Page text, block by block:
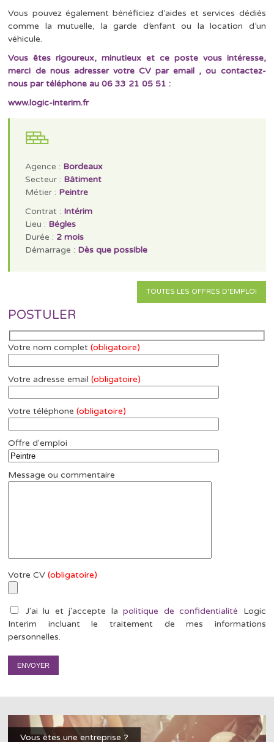
Vous pouvez également bénéficiez d’aides et services dédiés
comme la mutuelle, la garde d’enfant ou la location d’un
véhicule.
Vous êtes rigoureux, minutieux et ce poste vous intéresse,
merci de nous adresser votre CV par email , ou contactez-
nous par téléphone au06 33 21 05 51 :
www.logic-interim.fr
Agence : Bordeaux
Secteur : Bâtiment
Métier : Peintre
Contrat : Intérim
Lieu : Bégles
Durée : 2 mois
Démarrage : Dès que possible
TOUTES LES OFFRES D'EMPLOI
POSTULER
Votre nom complet(obligatoire)
Votre adresse email(obligatoire)
Votre téléphone(obligatoire)
Offre d'emploi
Message ou commentaire
Votre CV(obligatoire)
J'ai lu et j'accepte lapolitique de confidentialité Logic
Interim incluant le traitement de mes informations
personnelles.
Vous êtes une entreprise ?